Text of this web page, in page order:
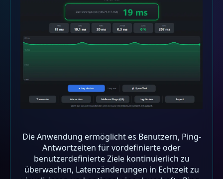
Die Anwendung ermöglicht es Benutzern, Ping-
Antwortzeiten für vordefinierte oder
benutzerdefinierte Ziele kontinuierlich zu
überwachen, Latenzänderungen in Echtzeit zu